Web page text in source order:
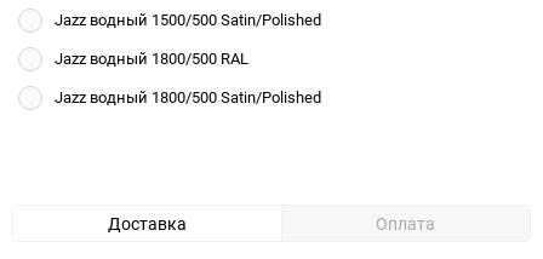
Jazz водный 1500/500 Satin/Polished
Jazz водный 1800/500 RAL
Jazz водный 1800/500 Satin/Polished
Доставка Оплата